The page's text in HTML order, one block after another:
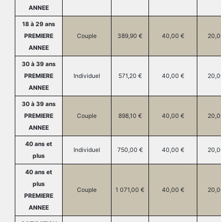
ANNEE
18 à 29 ans
PREMIERE
ANNEE
Couple 389,90 € 40,00 €
30 à 39 ans
PREMIERE
ANNEE
Individuel 571,20 € 40,00 €
30 à 39 ans
PREMIERE
ANNEE
Couple 898,10 € 40,00 €
40 ans et
plus
Individuel 750,00 € 40,00 €
40 ans et
plus
PREMIERE
ANNEE
Couple 1 071,00 € 40,00 €